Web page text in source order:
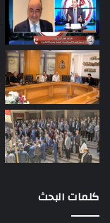
كلمات البحث